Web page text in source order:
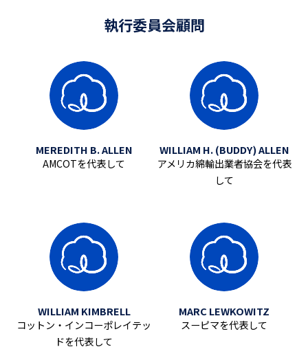
執行委員会顧問
MEREDITH B. ALLEN
AMCOTを代表して
WILLIAM H. (BUDDY) ALLEN
アメリカ綿輸出業者協会を代表
して
WILLIAM KIMBRELL
コットン・インコーポレイテッ
ドを代表して
MARC LEWKOWITZ
スーピマを代表して